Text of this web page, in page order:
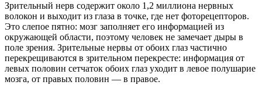
Зрительный нерв содержит около 1,2 миллиона нервных
волокон и выходит из глаза в точке, где нет фоторецепторов.
Это слепое пятно: мозг заполняет его информацией из
окружающей области, поэтому человек не замечает дыры в
поле зрения. Зрительные нервы от обоих глаз частично
перекрещиваются в зрительном перекресте: информация от
левых половин сетчаток обоих глаз уходит в левое полушарие
мозга, от правых половин — в правое.